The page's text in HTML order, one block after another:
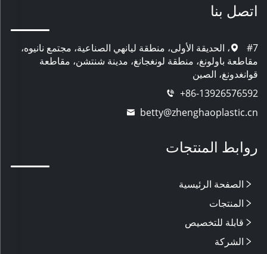
اتصل بنا
#7، الحديقة الأولى، منطقة ليانهي الصناعية، مجتمع نانيوه،
مقاطعة باولونغ، منطقة لونغجانغ، مدينة شنتشن، مقاطعة
قوانغدونغ، الصين
+86-13926576592
betty@zhenghaoplastic.cn
روابط المنتجات
الصفحة الرئيسية
المنتجات
قابلة للتخصيص
الشركة